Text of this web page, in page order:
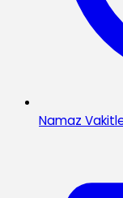
Namaz